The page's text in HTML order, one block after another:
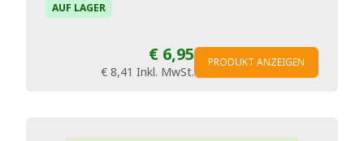
AUF LAGER
€ 6,95
€ 8,41 Inkl. MwSt.
PRODUKT ANZEIGEN